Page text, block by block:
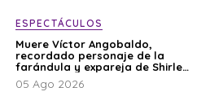
ESPECTÁCULOS
Muere Víctor Angobaldo,
recordado personaje de la
farándula y expareja de Shirley
Cherres
05 Ago 2026